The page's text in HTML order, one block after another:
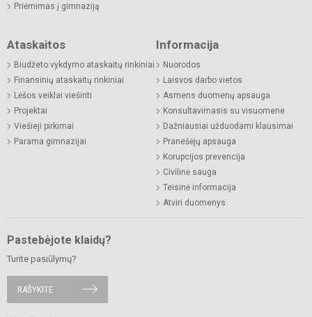
Priėmimas į gimnaziją
Ataskaitos
Biudžeto vykdymo ataskaitų rinkiniai
Finansinių ataskaitų rinkiniai
Lėšos veiklai viešinti
Projektai
Viešieji pirkimai
Parama gimnazijai
Informacija
Nuorodos
Laisvos darbo vietos
Asmens duomenų apsauga
Konsultavimasis su visuomene
Dažniausiai užduodami klausimai
Pranešėjų apsauga
Korupcijos prevencija
Civilinė sauga
Teisinė informacija
Atviri duomenys
Pastebėjote klaidų?
Turite pasiūlymų?
RAŠYKITE